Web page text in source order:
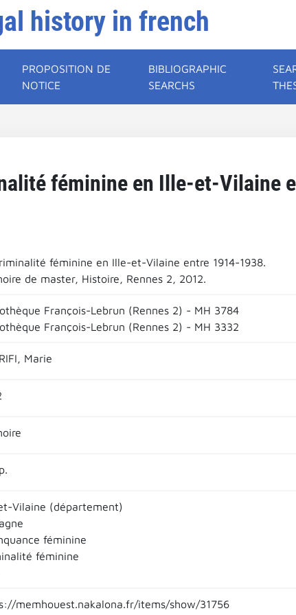
history in french
PROPOSITION DE
NOTICE
BIBLIOGRAPHIC
SEARCHS
féminine en Ille-et-Vilaine
féminine en Ille-et-Vilaine entre 1914-1938.
de master, Histoire, Rennes 2, 2012.
François-Lebrun (Rennes 2) - MH 3784
François-Lebrun (Rennes 2) - MH 3332
Marie
Vilaine (département)
féminine
féminine
memhouest.nakalona.fr/items/show/31756